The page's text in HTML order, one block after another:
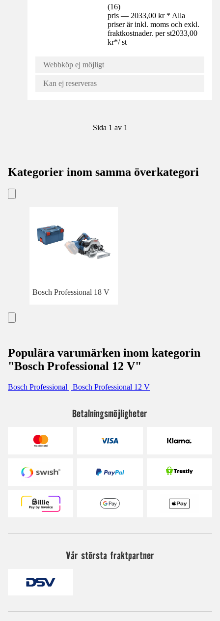
(16)
pris — 2033,00 kr * Alla
priser är inkl. moms och exkl.
fraktkostnader. per st2033,00
kr*/ st
Webbköp ej möjligt
Kan ej reserveras
Sida 1 av 1
Kategorier inom samma överkategori
Bosch Professional 18 V
Populära varumärken inom kategorin
"Bosch Professional 12 V"
Bosch Professional | Bosch Professional 12 V
Betalningsmöjligheter
Vår största fraktpartner